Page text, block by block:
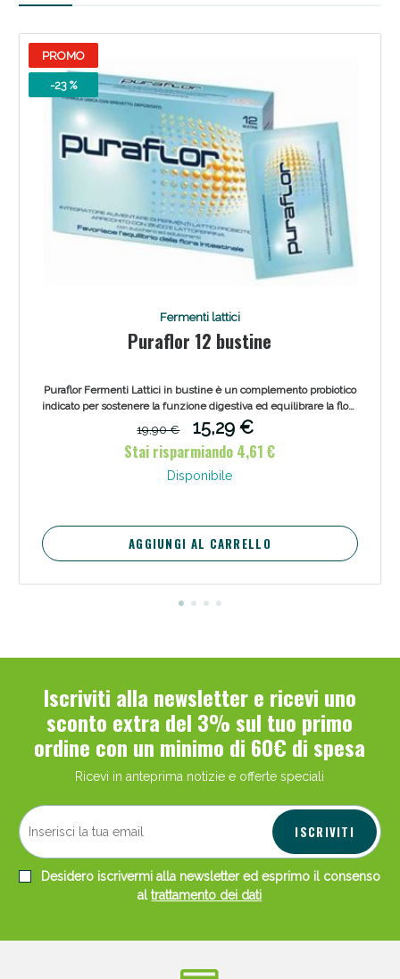
PROMO
-23 %
Fermenti lattici
Puraflor 12 bustine
Puraflor Fermenti Lattici in bustine è un complemento probiotico
indicato per sostenere la funzione digestiva ed equilibrare la flora
intestinale attraverso ingredienti naturali.
19,90 €
15,29 €
Stai risparmiando 4,61 €
Disponibile
AGGIUNGI AL CARRELLO
Iscriviti alla newsletter e ricevi uno
sconto extra del 3% sul tuo primo
ordine con un minimo di 60€ di spesa
Ricevi in anteprima notizie e offerte speciali
ISCRIVITI
Desidero iscrivermi alla newsletter ed esprimo il consenso
altrattamento dei dati